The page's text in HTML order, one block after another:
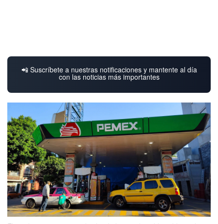
📲 Suscríbete a nuestras notificaciones y mantente al día
con las noticias más importantes